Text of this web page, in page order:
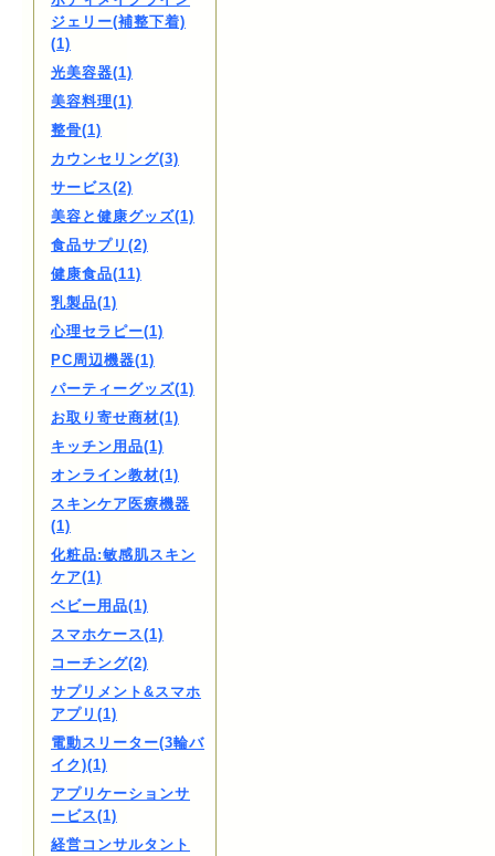
ジェリー(補整下着)
(1)
光美容器(1)
美容料理(1)
整骨(1)
カウンセリング(3)
サービス(2)
美容と健康グッズ(1)
食品サプリ(2)
健康食品(11)
乳製品(1)
心理セラピー(1)
PC周辺機器(1)
パーティーグッズ(1)
お取り寄せ商材(1)
キッチン用品(1)
オンライン教材(1)
スキンケア医療機器
(1)
化粧品:敏感肌スキン
ケア(1)
ベビー用品(1)
スマホケース(1)
コーチング(2)
サプリメント&スマホ
アプリ(1)
電動スリーター(3輪バ
イク)(1)
アプリケーションサ
ービス(1)
経営コンサルタント